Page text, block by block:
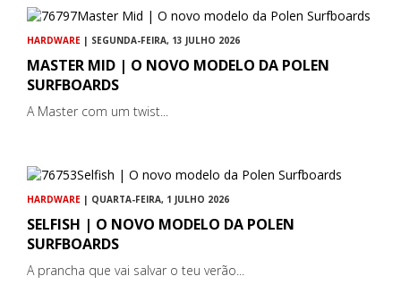
HARDWARE | SEGUNDA-FEIRA, 13 JULHO 2026
MASTER MID | O NOVO MODELO DA POLEN
SURFBOARDS
A Master com um twist...
HARDWARE | QUARTA-FEIRA, 1 JULHO 2026
SELFISH | O NOVO MODELO DA POLEN
SURFBOARDS
A prancha que vai salvar o teu verão...